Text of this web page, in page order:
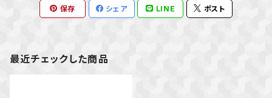
保存 シェア LINE ポスト
最近チェックした商品